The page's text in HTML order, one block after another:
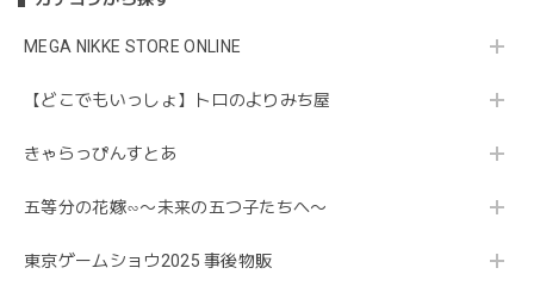
MEGA NIKKE STORE ONLINE
【どこでもいっしょ】トロのよりみち屋
きゃらっぴんすとあ
五等分の花嫁∽〜未来の五つ子たちへ〜
東京ゲームショウ2025 事後物販